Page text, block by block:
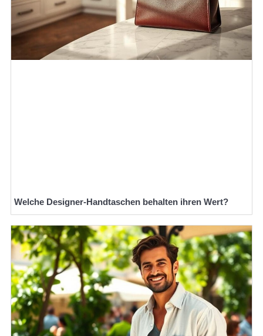
Welche Designer-Handtaschen behalten ihren Wert?